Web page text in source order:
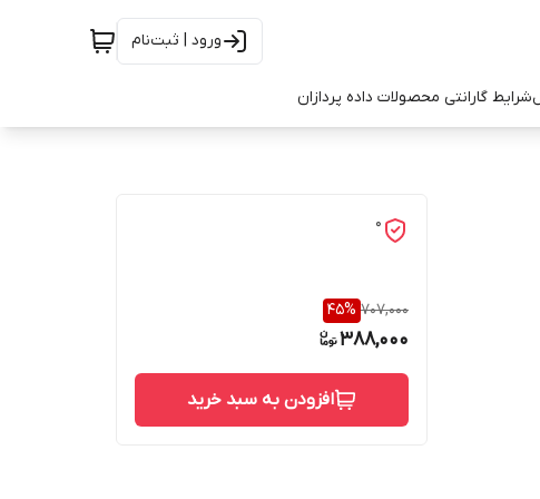
ورود | ثبت‌نام
شرایط گارانتی محصولات داده پردازان
0
707,000
45%
388,000
افزودن به سبد خرید